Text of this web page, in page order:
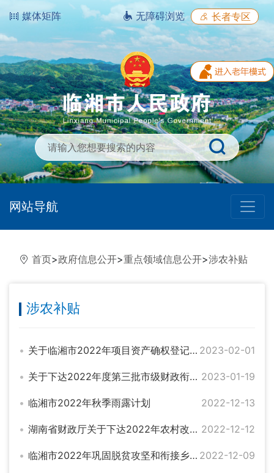
媒体矩阵 无障碍浏览 长者专区
网站导航
首页>政府信息公开>重点领域信息公开>涉农补贴
涉农补贴
关于临湘市2022年项目资产确权登记的公示 2023-02-01
关于下达2022年度第三批市级财政衔接推进乡村振兴补助资金的通知 2023-01-19
临湘市2022年秋季雨露计划 2022-12-13
湖南省财政厅关于下达2022年农村改厕奖补资金（第二批）的通知（湘财农指[2022]43号） 2022-12-12
临湘市2022年巩固脱贫攻坚和衔接乡村振兴补助资金项目实施计划完成情况公示 2022-12-09